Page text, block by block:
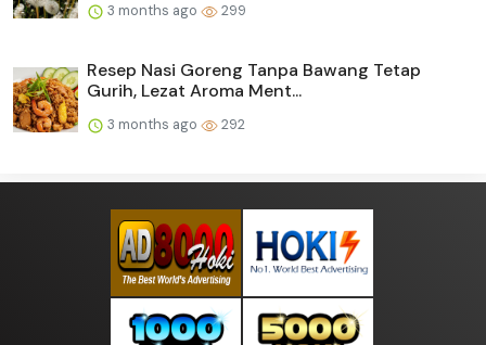
3 months ago 299
Resep Nasi Goreng Tanpa Bawang Tetap
Gurih, Lezat Aroma Ment...
3 months ago 292